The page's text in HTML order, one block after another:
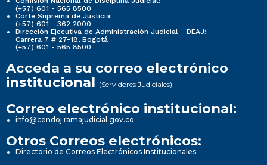
(+57) 601 - 565 8500
Corte Suprema de Justicia:
(+57) 601 - 362 2000
Dirección Ejecutiva de Administración Judicial - DEAJ:
Carrera 7 # 27-18, Bogotá
(+57) 601 - 565 8500
Acceda a su correo electrónico
institucional (Servidores Judiciales)
Correo electrónico institucional:
info@cendoj.ramajudicial.gov.co
Otros Correos electrónicos:
Directorio de Correos Electrónicos Institucionales